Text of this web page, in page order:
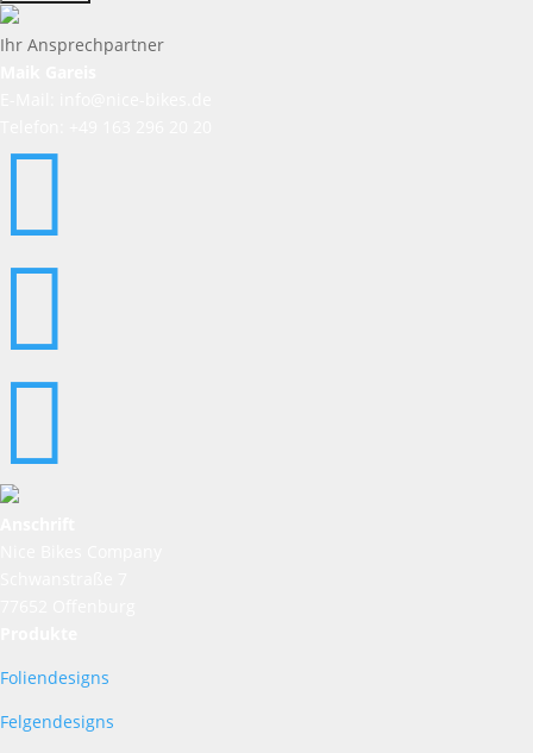
dieses
Feld
Ihr Ansprechpartner



Foliendesigns
Felgendesigns